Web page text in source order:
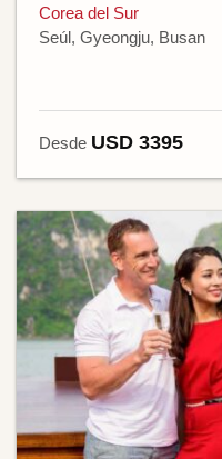
Corea del Sur
Seúl, Gyeongju, Busan
Desde USD 3395